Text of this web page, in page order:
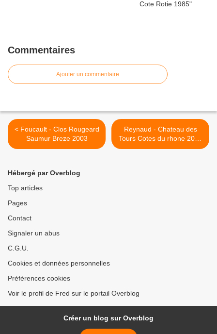
Commentaires
Ajouter un commentaire
< Foucault - Clos Rougeard
Saumur Breze 2003
Reynaud - Chateau des
Tours Cotes du rhone 2008
>
Hébergé par Overblog
Top articles
Pages
Contact
Signaler un abus
C.G.U.
Cookies et données personnelles
Préférences cookies
Voir le profil de Fred sur le portail Overblog
Créer un blog sur Overblog